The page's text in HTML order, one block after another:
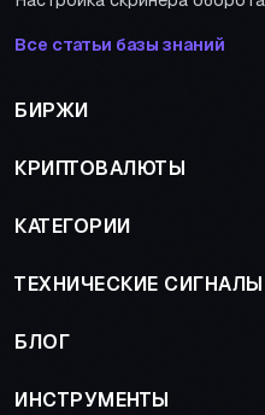
Все статьи базы знаний
БИРЖИ
КРИПТОВАЛЮТЫ
КАТЕГОРИИ
ТЕХНИЧЕСКИЕ СИГНАЛЫ
БЛОГ
ИНСТРУМЕНТЫ